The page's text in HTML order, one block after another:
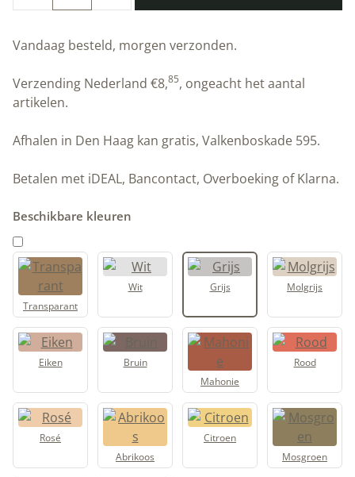
wax
Grijs
Allbäck
aantal
Vandaag besteld, morgen verzonden.
Verzending Nederland €8,85, ongeacht het aantal
artikelen.
Afhalen in Den Haag kan gratis, Valkenboskade 595.
Betalen met iDEAL, Bancontact, Overboeking of Klarna.
Beschikbare kleuren
Transparant
Wit Grijs Molgrijs
Eiken
Bruin
Mahonie
Rood
Rosé
Abrikoos
Citroen
Mosgroen